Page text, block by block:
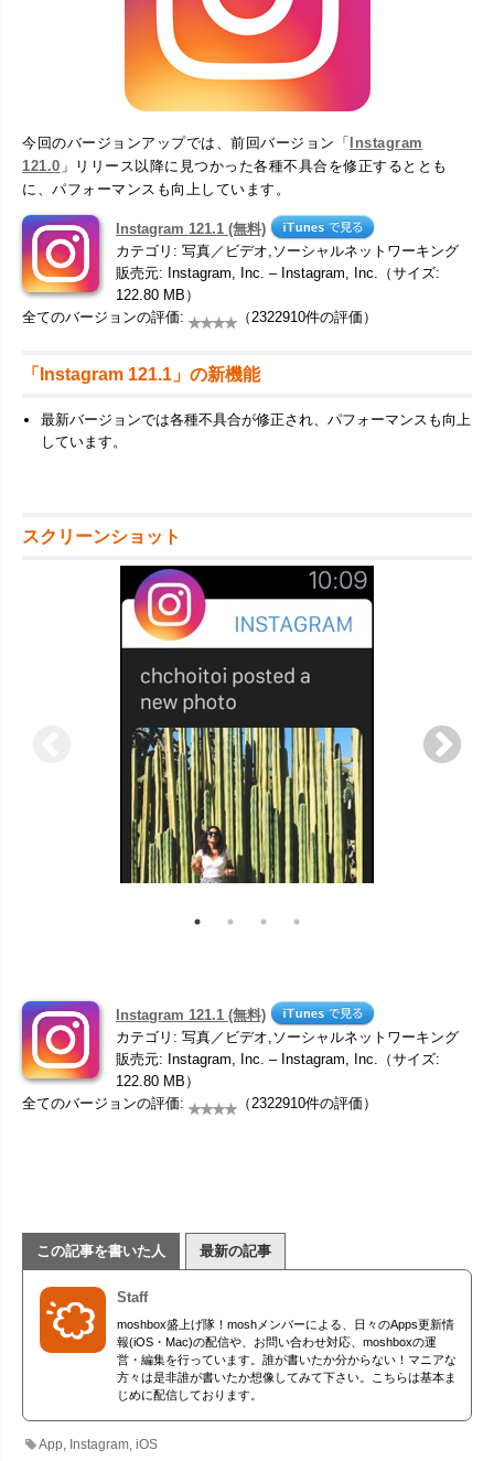
今回のバージョンアップでは、前回バージョン「Instagram
121.0 」リリース以降に見つかった各種不具合を修正するととも
に、パフォーマンスも向上しています。
Instagram 121.1 (無料)
カテゴリ: 写真／ビデオ,ソーシャルネットワーキング
販売元: Instagram, Inc. – Instagram, Inc.（サイズ:
122.80 MB）
全てのバージョンの評価:
（2322910件の評価）
「Instagram 121.1」の新機能
最新バージョンでは各種不具合が修正され、パフォーマンスも向上
しています。
スクリーンショット
Instagram 121.1 (無料)
カテゴリ: 写真／ビデオ,ソーシャルネットワーキング
販売元: Instagram, Inc. – Instagram, Inc.（サイズ:
122.80 MB）
全てのバージョンの評価:
（2322910件の評価）
この記事を書いた人 最新の記事
Staff
moshbox盛上げ隊！moshメンバーによる、日々のApps更新情
報(iOS・Mac)の配信や、お問い合わせ対応、moshboxの運
営・編集を行っています。誰が書いたか分からない！マニアな
方々は是非誰が書いたか想像してみて下さい。こちらは基本ま
じめに配信しております。
App Instagram ,iOS